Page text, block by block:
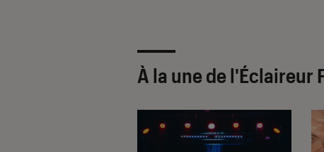
À la une de l'Éclaireur